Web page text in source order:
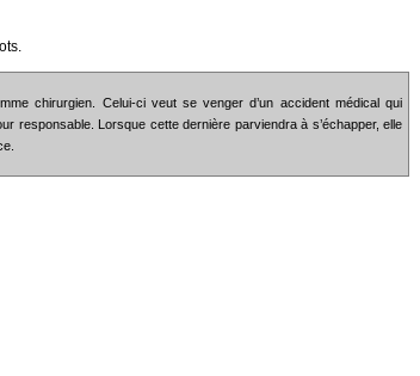
chirurgien. Celui-ci veut se venger d’un accident médical qui
responsable. Lorsque cette dernière parviendra à s’échapper, elle